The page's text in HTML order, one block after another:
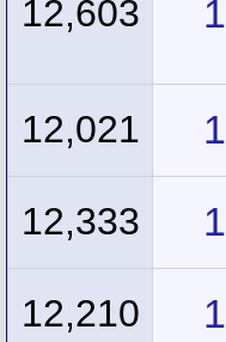
1
12,603
1
12,021
1
12,333
1
12,210